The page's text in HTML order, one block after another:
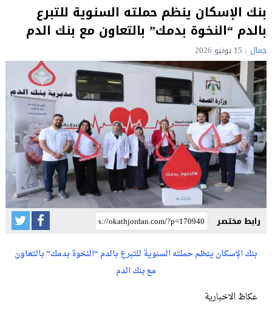
بنك الإسكان ينظم حملته السنوية للتبرع
بالدم “النخوة بدمك” بالتعاون مع بنك الدم
جمال 15 يونيو 2026
رابط مختصر
بنك الإسكان ينظم حملته السنوية للتبرع بالدم “النخوة بدمك” بالتعاون
مع بنك الدم
عكاظ الاخبارية